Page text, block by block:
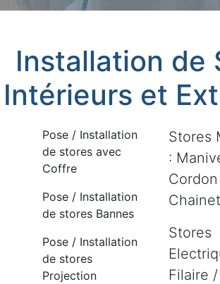
Installation de
Intérieurs et
Pose / Installation
de stores avec
Coffre
Pose / Installation
de stores Bannes
Pose / Installation
de stores
Projection
Stores
:
Stores
Filaire